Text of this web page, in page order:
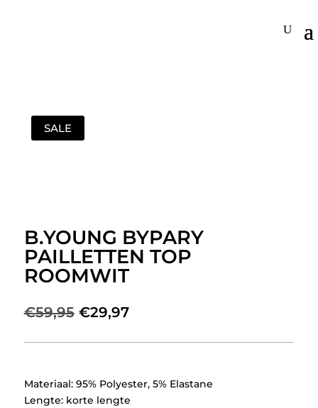
SALE
B.YOUNG BYPARY
PAILLETTEN TOP
ROOMWIT
€59,95 Oorspronkelijke
was:
€29,97Huidige
is:
Materiaal: 95% Polyester, 5% Elastane
Lengte: korte lengte